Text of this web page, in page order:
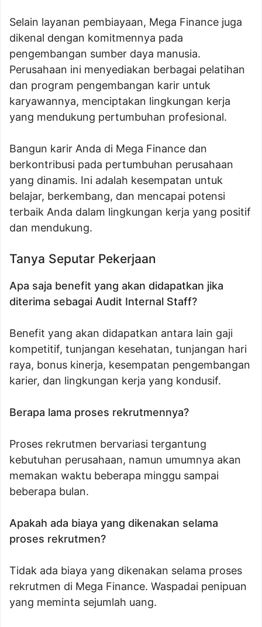
Selain layanan pembiayaan, Mega Finance juga
dikenal dengan komitmennya pada
pengembangan sumber daya manusia.
Perusahaan ini menyediakan berbagai pelatihan
dan program pengembangan karir untuk
karyawannya, menciptakan lingkungan kerja
yang mendukung pertumbuhan profesional.
Bangun karir Anda di Mega Finance dan
berkontribusi pada pertumbuhan perusahaan
yang dinamis. Ini adalah kesempatan untuk
belajar, berkembang, dan mencapai potensi
terbaik Anda dalam lingkungan kerja yang positif
dan mendukung.
Tanya Seputar Pekerjaan
Apa saja benefit yang akan didapatkan jika
diterima sebagai Audit Internal Staff?
Benefit yang akan didapatkan antara lain gaji
kompetitif, tunjangan kesehatan, tunjangan hari
raya, bonus kinerja, kesempatan pengembangan
karier, dan lingkungan kerja yang kondusif.
Berapa lama proses rekrutmennya?
Proses rekrutmen bervariasi tergantung
kebutuhan perusahaan, namun umumnya akan
memakan waktu beberapa minggu sampai
beberapa bulan.
Apakah ada biaya yang dikenakan selama
proses rekrutmen?
Tidak ada biaya yang dikenakan selama proses
rekrutmen di Mega Finance. Waspadai penipuan
yang meminta sejumlah uang.